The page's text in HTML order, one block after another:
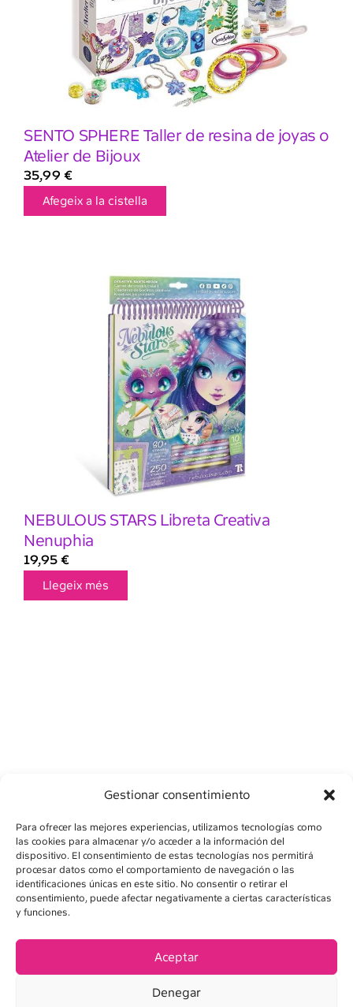
Gestionar consentimiento
Para ofrecer las mejores experiencias, utilizamos tecnologías como
las cookies para almacenar y/o acceder a la información del
dispositivo. El consentimiento de estas tecnologías nos permitirá
procesar datos como el comportamiento de navegación o las
identificaciones únicas en este sitio. No consentir o retirar el
consentimiento, puede afectar negativamente a ciertas características
y funciones.
Aceptar
Denegar
SENTO SPHERE Taller de resina de joyas o
Atelier de Bijoux
35,99 €
Afegeix a la cistella
NEBULOUS STARS Libreta Creativa
Nenuphia
19,95 €
Llegeix més
AVÍS LEGAL
POLÍTICA DE PRIVADESA
CONDICIONS DE VENDA